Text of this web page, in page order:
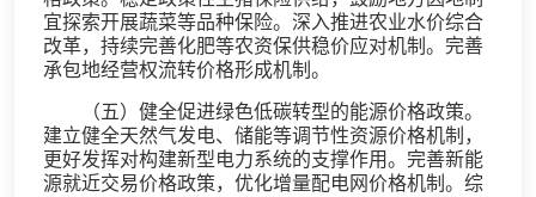
宜探索开展蔬菜等品种保险。深入推进农业水价综合
改革，持续完善化肥等农资保供稳价应对机制。完善
承包地经营权流转价格形成机制。
（五）健全促进绿色低碳转型的能源价格政策。
建立健全天然气发电、储能等调节性资源价格机制，
更好发挥对构建新型电力系统的支撑作用。完善新能
源就近交易价格政策，优化增量配电网价格机制。综